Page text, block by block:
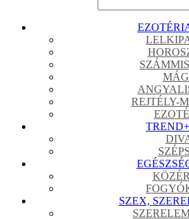
REJTÉLY-
TREND+
SZEX,